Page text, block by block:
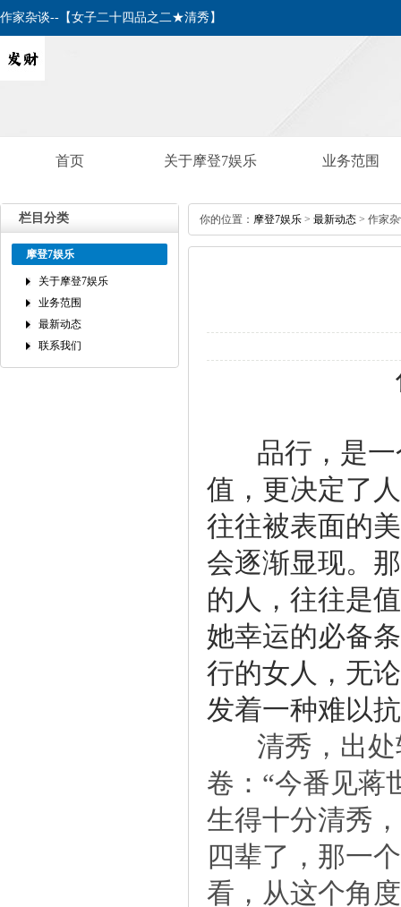
作家杂谈--【女子二十四品之二★清秀】
首页 关于摩登7娱乐 业务范围
栏目分类
摩登7娱乐
关于摩登7娱乐
业务范围
最新动态
联系我们
你的位置： 摩登7娱乐 > 最新动态 >作家
品行，是一
值，更决定了
往往被表面的
会逐渐显现。
的人，往往是
她幸运的必备
行的女人，无
发着一种难以
清秀，出处
卷：“今番见蒋
生得十分清秀
四辈了，那一
看，从这个角